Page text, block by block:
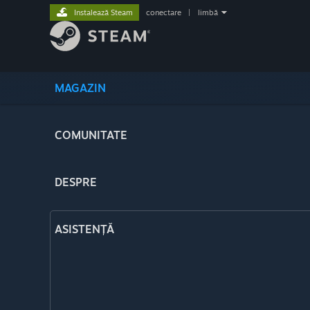
MAGAZIN
COMUNITATE
DESPRE
ASISTENȚĂ
Instalează Steam conectare limbă